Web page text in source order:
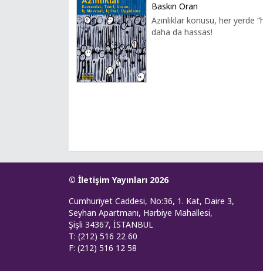
Baskın Oran
Azınlıklar konusu, her yerde
daha da hassas!
© İletişim Yayınları 2026
Cumhuriyet Caddesi, No:36, 1. Kat, Daire 3,
Seyhan Apartmanı, Harbiye Mahallesi,
Şişli 34367, İSTANBUL
T: (212) 516 22 60
F: (212) 516 12 58